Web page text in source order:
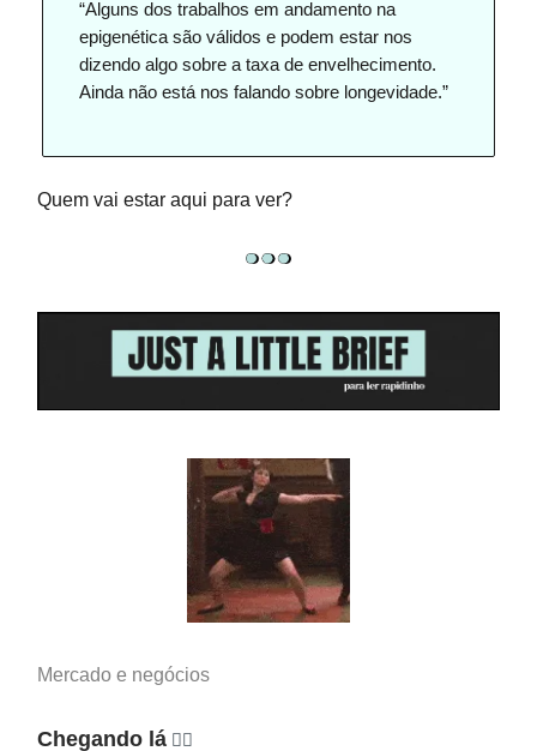
“Alguns dos trabalhos em andamento na
epigenética são válidos e podem estar nos
dizendo algo sobre a taxa de envelhecimento.
Ainda não está nos falando sobre longevidade.”
Quem vai estar aqui para ver?
Mercado e negócios
Chegando lá 🚶‍♂️